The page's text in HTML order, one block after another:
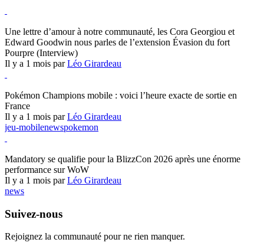
Une lettre d’amour à notre communauté, les Cora Georgiou et
Edward Goodwin nous parles de l’extension Évasion du fort
Pourpre (Interview)
Il y a 1 mois parLéo Girardeau
Pokémon Champions mobile : voici l’heure exacte de sortie en
France
Il y a 1 mois parLéo Girardeau
jeu-mobilenewspokemon
Mandatory se qualifie pour la BlizzCon 2026 après une énorme
performance sur WoW
Il y a 1 mois parLéo Girardeau
news
Suivez-nous
Rejoignez la communauté pour ne rien manquer.